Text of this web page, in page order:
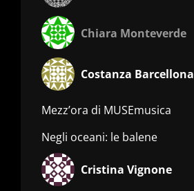
Chiara Monteverde
Costanza Barcellona
Mezz’ora di MUSEmusica
Negli oceani: le balene
Cristina Vignone